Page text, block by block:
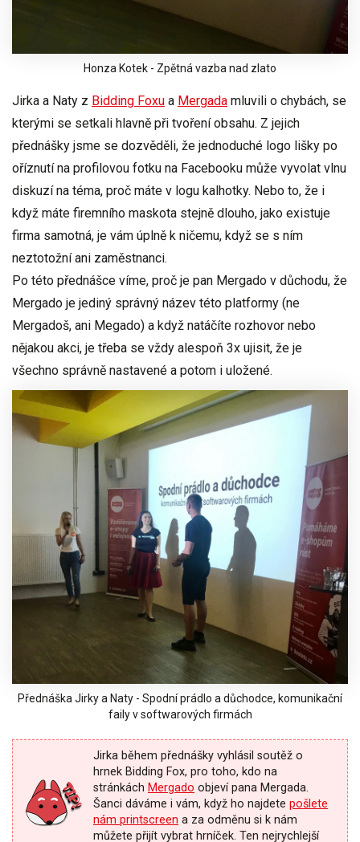
Honza Kotek - Zpětná vazba nad zlato
Jirka a Naty z Bidding Foxu a Mergada mluvili o chybách, se
kterými se setkali hlavně při tvoření obsahu. Z jejich
přednášky jsme se dozvěděli, že jednoduché logo lišky po
oříznutí na profilovou fotku na Facebooku může vyvolat vlnu
diskuzí na téma, proč máte v logu kalhotky. Nebo to, že i
když máte firemního maskota stejně dlouho, jako existuje
firma samotná, je vám úplně k ničemu, když se s ním
neztotožní ani zaměstnanci.
Po této přednášce víme, proč je pan Mergado v důchodu, že
Mergado je jediný správný název této platformy (ne
Mergadoš, ani Megado) a když natáčíte rozhovor nebo
nějakou akci, je třeba se vždy alespoň 3x ujisit, že je
všechno správně nastavené a potom i uložené.
Přednáška Jirky a Naty - Spodní prádlo a důchodce, komunikační
faily v softwarových firmách
Jirka během přednášky vyhlásil soutěž o
hrnek Bidding Fox, pro toho, kdo na
stránkách Mergado objeví pana Mergada.
Šanci dáváme i vám, když ho najdete pošlete
nám printscreen a za odměnu si k nám
můžete přijít vybrat hrníček. Ten nejrychlejší